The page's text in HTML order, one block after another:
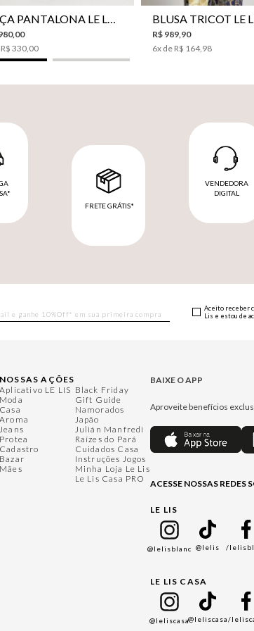
CALÇA PANTALONA LE LIS SONIA FEMININA
,00
R$ 330,00
R$ 989,90
6x de R$ 164,98
FRETE GRÁTIS*
VENDEDORA
DIGITAL
Aceito receber
Lis e estou de
NOSSAS AÇÕES
Aplicativo LE LIS
Moda
Casa
Aroma
Jeans
Protea
Cadastro
Bazar
Mães
Black Friday
Gift Guide
Namorados
Japão
Julián Manfredi
Raízes do Pará
Cuidados Casa
Instruções Jogos
Minha Loja Le Lis
Le Lis Casa PRO
BAIXE O APP
Aproveite benefícios
ACESSE NOSSAS REDES
LE LIS
@lelisblanc @lelis /
LE LIS CASA
@leliscasa@leliscasa/